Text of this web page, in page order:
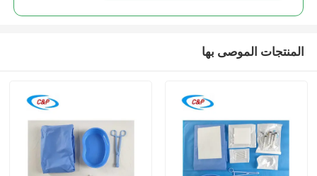
المنتجات الموصى بها